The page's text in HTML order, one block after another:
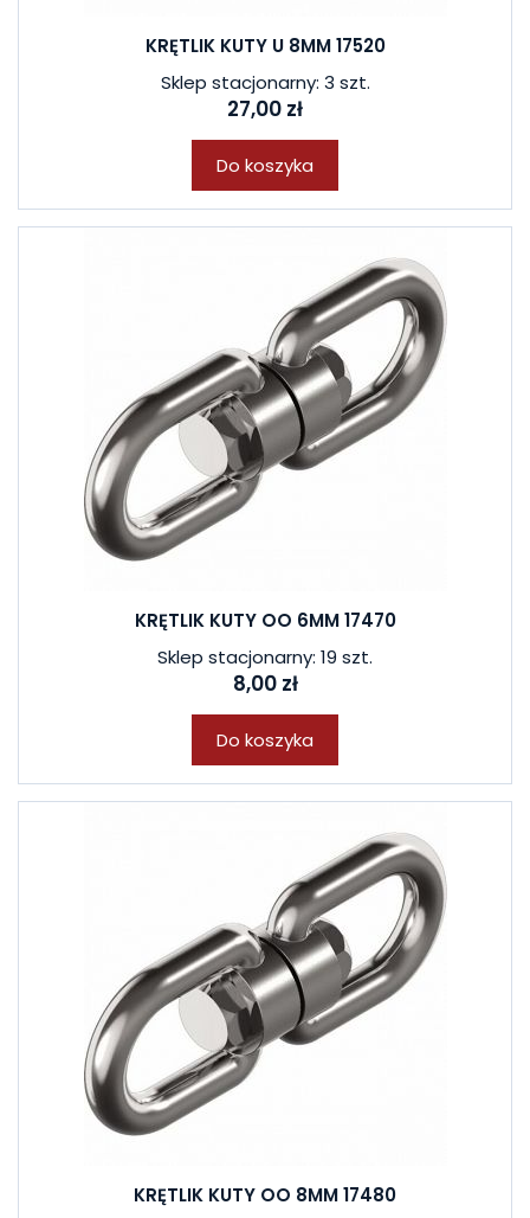
KRĘTLIK KUTY U 8MM 17520
Sklep stacjonarny: 3 szt.
27,00 zł
Do koszyka
KRĘTLIK KUTY OO 6MM 17470
Sklep stacjonarny: 19 szt.
8,00 zł
Do koszyka
KRĘTLIK KUTY OO 8MM 17480